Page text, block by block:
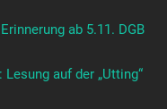
ab 5.11. DGB
auf der „Utting“